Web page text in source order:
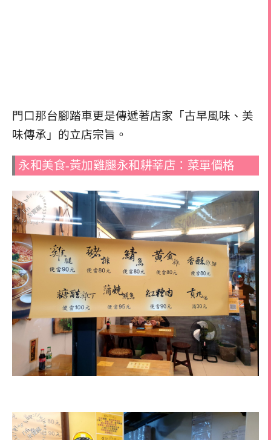
門口那台腳踏車更是傳遞著店家「古早風味、美
味傳承」的立店宗旨。
永和美食-黃加雞腿永和耕莘店：菜單價格